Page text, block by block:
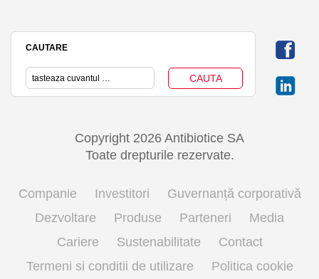
CAUTARE
Copyright 2026 Antibiotice SA
Toate drepturile rezervate.
Companie Investitori
Guvernanță corporativă
Dezvoltare
Produse Parteneri
Media
Cariere
Sustenabilitate
Contact
Termeni si conditii de utilizare
Politica cookie